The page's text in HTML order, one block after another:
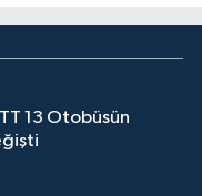
13 Otobüsün